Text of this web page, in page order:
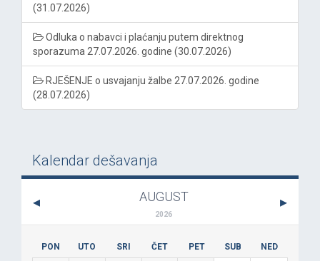
(31.07.2026)
Odluka o nabavci i plaćanju putem direktnog
sporazuma 27.07.2026. godine (30.07.2026)
RJEŠENJE o usvajanju žalbe 27.07.2026. godine
(28.07.2026)
Kalendar dešavanja
AUGUST
2026
PON UTO SRI ČET PET SUB NED